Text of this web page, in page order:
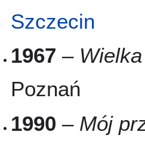
Szczecin
1967 –
Poznań
1990 – Mój